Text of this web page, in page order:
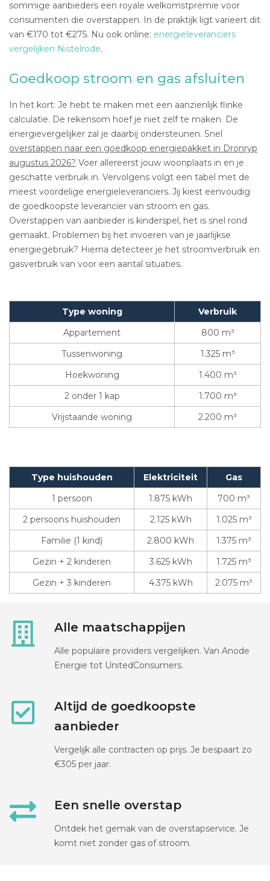
sommige aanbieders een royale welkomstpremie voor
consumenten die overstappen. In de praktijk ligt varieert dit
van €170 tot €275. Nu ook online: energieleveranciers
vergelijken Nistelrode.
Goedkoop stroom en gas afsluiten
In het kort: Je hebt te maken met een aanzienlijk flinke
calculatie. De rekensom hoef je niet zelf te maken. De
energievergelijker zal je daarbij ondersteunen. Snel
overstappen naar een goedkoop energiepakket in Dronryp
augustus 2026? Voer allereerst jouw woonplaats in en je
geschatte verbruik in. Vervolgens volgt een tabel met de
meest voordelige energieleveranciers. Jij kiest eenvoudig
de goedkoopste leverancier van stroom en gas.
Overstappen van aanbieder is kinderspel, het is snel rond
gemaakt. Problemen bij het invoeren van je jaarlijkse
energiegebruik? Hierna detecteer je het stroomverbruik en
gasverbruik van voor een aantal situaties.
Type woning
Verbruik
Appartement
800 m³
Tussenwoning
1.325 m³
Hoekwoning
1.400 m³
2 onder 1 kap
1.700 m³
Vrijstaande woning
2.200 m³
Type huishouden Elektriciteit
Gas
1 persoon
1.875 kWh
700 m³
2 persoons huishouden
2.125 kWh
1.025 m³
Familie (1 kind)
2.800 kWh
1.375 m³
Gezin + 2 kinderen
3.625 kWh
1.725 m³
Gezin + 3 kinderen
4.375 kWh 2.075 m³
Alle maatschappijen
Alle populaire providers vergelijken. Van Anode
Energie tot UnitedConsumers.
Altijd de goedkoopste
aanbieder
Vergelijk alle contracten op prijs. Je bespaart zo
€305 per jaar.
Een snelle overstap
Ontdek het gemak van de overstapservice. Je
komt niet zonder gas of stroom.